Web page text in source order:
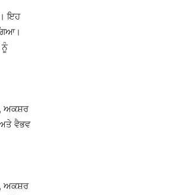
ਇਹ
ਨੂੰ
ਅਕਸ਼ਰ
ਵੈਭਵ
ਅਕਸ਼ਰ